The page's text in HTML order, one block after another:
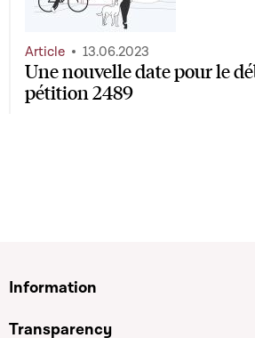
Une nouvelle date pour le
pétition 2489
Article 13.06.2023
Information
Transparency